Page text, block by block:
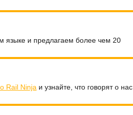
языке и предлагаем более чем 20
Rail Ninja и узнайте, что говорят о нас